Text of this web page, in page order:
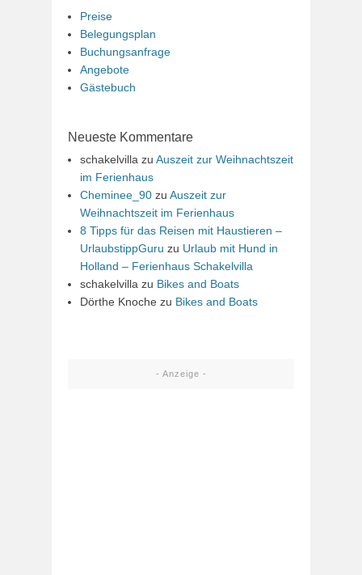
Preise
Belegungsplan
Buchungsanfrage
Angebote
Gästebuch
Neueste Kommentare
schakelvilla zu Auszeit zur Weihnachtszeit
im Ferienhaus
Cheminee_90 zu Auszeit zur
Weihnachtszeit im Ferienhaus
8 Tipps für das Reisen mit Haustieren –
UrlaubstippGuru zu Urlaub mit Hund in
Holland – Ferienhaus Schakelvilla
schakelvilla zu Bikes and Boats
Dörthe Knoche zu Bikes and Boats
- Anzeige -